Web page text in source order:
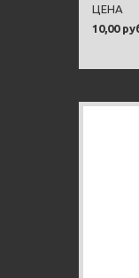
10,00
ЦЕНА